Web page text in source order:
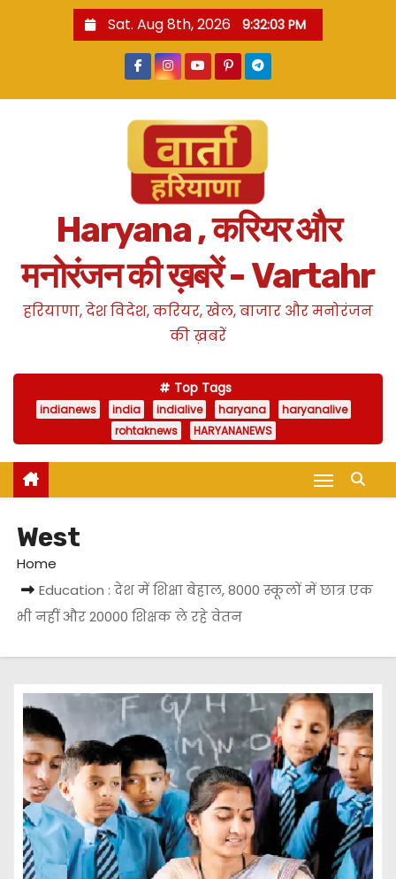
Sat. Aug 8th, 2026 9:32:03 PM
Haryana , करियर और
मनोरंजन की ख़बरें - Vartahr
हरियाणा, देश विदेश, करियर, खेल, बाजार और मनोरंजन
की ख़बरें
Top Tags
indianews india indialive haryana
haryanalive
rohtaknews
HARYANANEWS
West
Home
Education : देश में शिक्षा बेहाल, 8000 स्कूलों में छात्र एक
भी नहीं और 20000 शिक्षक ले रहे वेतन